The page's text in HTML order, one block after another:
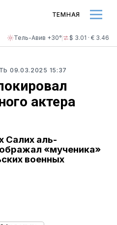
Тель-Авив +30° $ 3.01 · € 3.46
ТЕМНАЯ
09.03.2025 15:37
актера
Салих аль-
«мученика»
военных